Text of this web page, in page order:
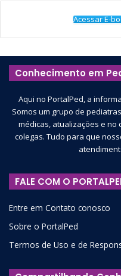
Acessar E-
Conhecimento em
Aqui no PortalPed, a
Somos um grupo de
médicas, atualizações e no
colegas. Tudo para que
FALE COM O
Entre em Contato conosco
Sobre o PortalPed
Termos de Uso e de